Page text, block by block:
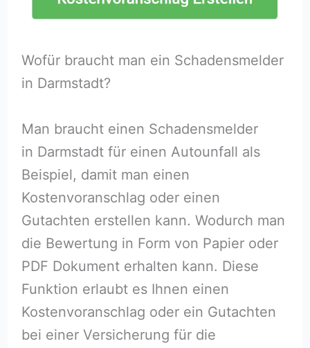
Wofür braucht man ein Schadensmelder
in Darmstadt?
Man braucht einen Schadensmelder
in Darmstadt für einen Autounfall als
Beispiel, damit man einen
Kostenvoranschlag oder einen
Gutachten erstellen kann. Wodurch man
die Bewertung in Form von Papier oder
PDF Dokument erhalten kann. Diese
Funktion erlaubt es Ihnen einen
Kostenvoranschlag oder ein Gutachten
bei einer Versicherung für die